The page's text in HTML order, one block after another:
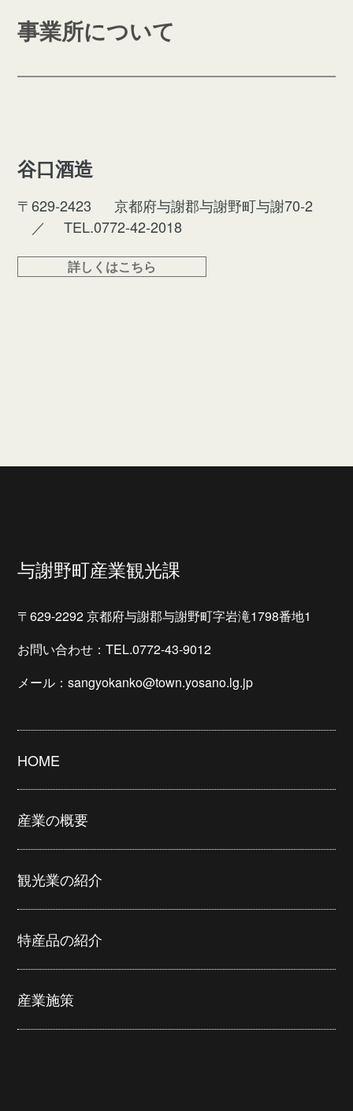
事業所について
谷口酒造
〒629-2423
京都府与謝郡与謝野町与謝70-2
／
TEL.0772-42-2018
詳しくはこちら
与謝野町産業観光課
〒629-2292 京都府与謝郡与謝野町字岩滝1798番地1
お問い合わせ：TEL.0772-43-9012
メール：sangyokanko@town.yosano.lg.jp
HOME
産業の概要
観光業の紹介
特産品の紹介
産業施策